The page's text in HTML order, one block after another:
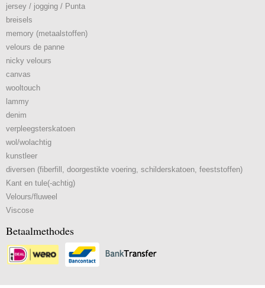
jersey / jogging / Punta
breisels
memory (metaalstoffen)
velours de panne
nicky velours
canvas
wooltouch
lammy
denim
verpleegsterskatoen
wol/wolachtig
kunstleer
diversen (fiberfill, doorgestikte voering, schilderskatoen, feeststoffen)
Kant en tule(-achtig)
Velours/fluweel
Viscose
Betaalmethodes